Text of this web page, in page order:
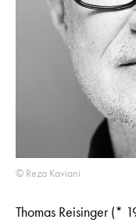
© Reza Kaviani
Thomas Reisinger (*